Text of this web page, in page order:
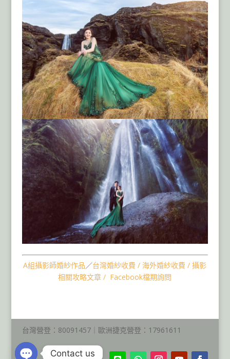
A組攝影師婚紗作品／台灣婚紗收費 / 海外婚紗收費 /攝影
相關攻略文章 / Facebook檔期詢問
台灣營登：80091457｜歐洲捷克營登：17961611
Contact us